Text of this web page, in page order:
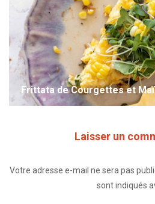
Frittata de Courgettes et
Laisser un
Votre adresse e-mail ne sera pas
sont indiqués